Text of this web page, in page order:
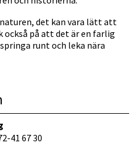
det kan vara lätt att
också på att det är en farlig
runt och leka nära
41 67 30